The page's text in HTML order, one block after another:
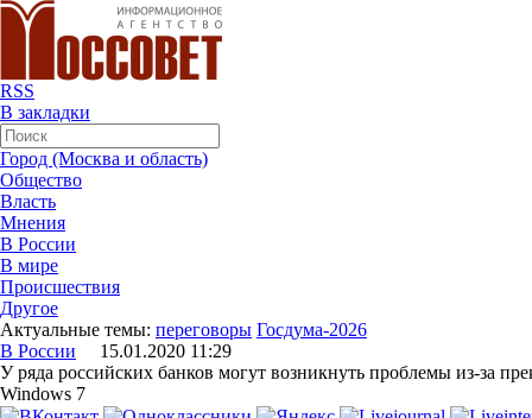
RSS
В закладки
Город (Москва и область)
Общество
Власть
Мнения
В России
В мире
Происшествия
Другое
Актуальные темы: переговоры Госдума-2026
В России 15.01.2020 11:29
У ряда российских банков могут возникнуть проблемы из-за
Windows 7